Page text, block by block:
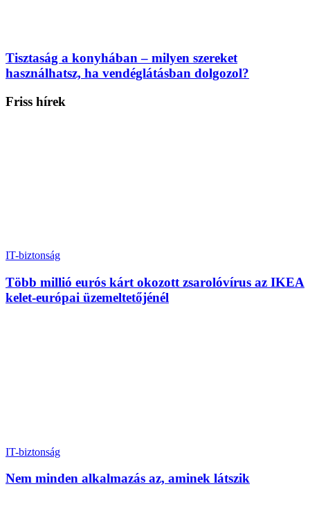
Tisztaság a konyhában – milyen szereket
használhatsz, ha vendéglátásban dolgozol?
Friss hírek
IT-biztonság
Több millió eurós kárt okozott zsarolóvírus az IKEA
kelet-európai üzemeltetőjénél
IT-biztonság
Nem minden alkalmazás az, aminek látszik